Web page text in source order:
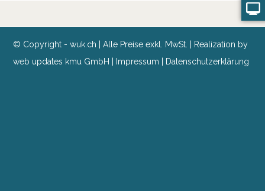
© Copyright - wuk.ch | Alle Preise exkl. MwSt. | Realization by
web updates kmu GmbH | Impressum | Datenschutzerklärung